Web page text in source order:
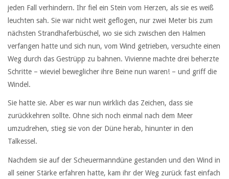
jeden Fall verhindern. Ihr fiel ein Stein vom Herzen, als sie es weiß
leuchten sah. Sie war nicht weit geflogen, nur zwei Meter bis zum
nächsten Strandhaferbüschel, wo sie sich zwischen den Halmen
verfangen hatte und sich nun, vom Wind getrieben, versuchte einen
Weg durch das Gestrüpp zu bahnen. Vivienne machte drei beherzte
Schritte – wieviel beweglicher ihre Beine nun waren! – und griff die
Windel.
Sie hatte sie. Aber es war nun wirklich das Zeichen, dass sie
zurückkehren sollte. Ohne sich noch einmal nach dem Meer
umzudrehen, stieg sie von der Düne herab, hinunter in den
Talkessel.
Nachdem sie auf der Scheuermanndüne gestanden und den Wind in
all seiner Stärke erfahren hatte, kam ihr der Weg zurück fast einfach